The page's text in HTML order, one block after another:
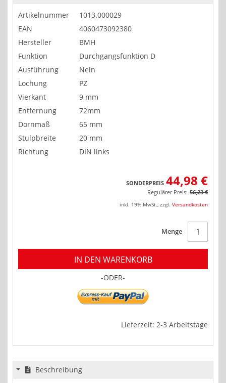
Artikelnummer
1013.000029
EAN
4060473092380
Hersteller
BMH
Funktion
Durchgangsfunktion D
Ausführung
Nein
Lochung
PZ
Vierkant
9 mm
Entfernung
72mm
Dornmaß
65 mm
Stulpbreite
20 mm
Richtung
DIN links
SONDERPREIS 44,98 €
Regulärer Preis: 56,23 €
inkl. 19% MwSt., zzgl. Versandkosten
Menge
IN DEN WARENKORB
-ODER-
Lieferzeit: 2-3 Arbeitstage
Beschreibung